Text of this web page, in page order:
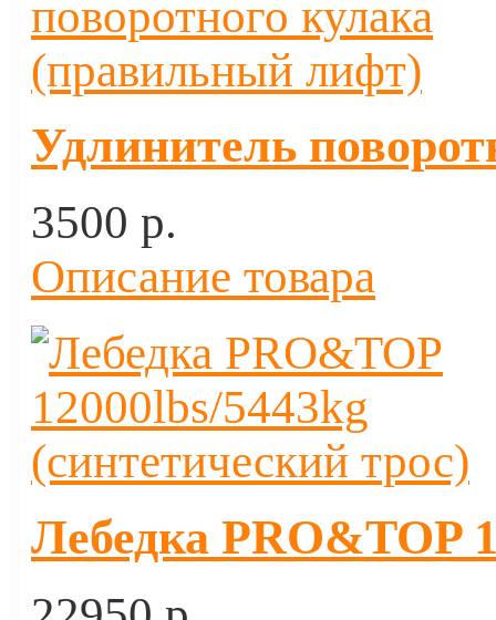
Удлинитель
3500 p.
Описание товара
Лебедка PRO&TOP